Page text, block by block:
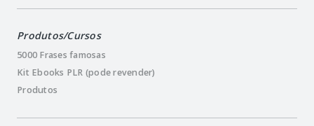
Produtos/Cursos
5000 Frases famosas
Kit Ebooks PLR (pode revender)
Produtos